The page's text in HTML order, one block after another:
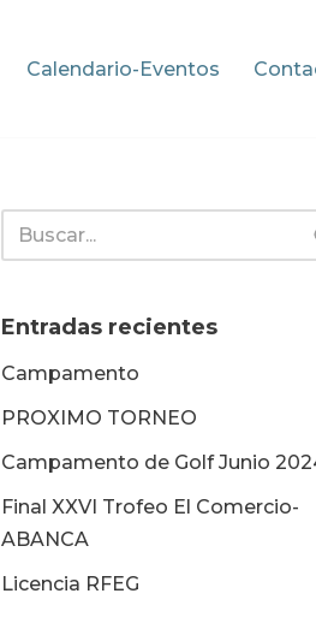
Calendario-Eventos
Entradas recientes
Campamento
PROXIMO TORNEO
Campamento de Golf Junio
Final XXVI Trofeo El Comercio-
ABANCA
Licencia RFEG